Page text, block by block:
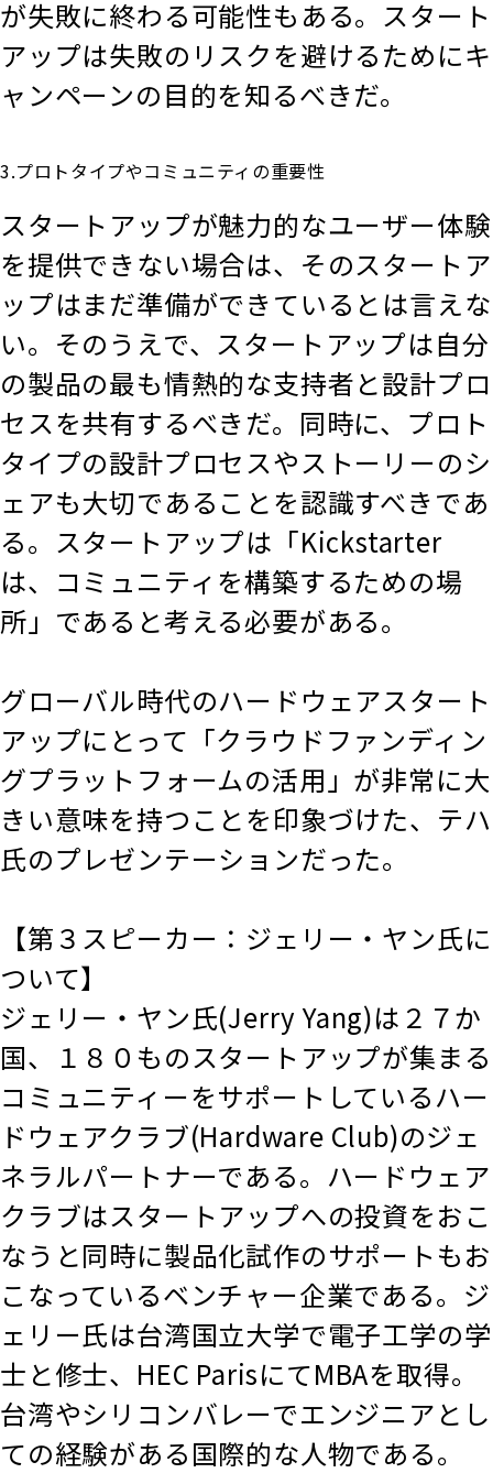
が失敗に終わる可能性もある。スタート
アップは失敗のリスクを避けるためにキ
ャンペーンの目的を知るべきだ。
3.プロトタイプやコミュニティの重要性
スタートアップが魅力的なユーザー体験
を提供できない場合は、そのスタートア
ップはまだ準備ができているとは言えな
い。そのうえで、スタートアップは自分
の製品の最も情熱的な支持者と設計プロ
セスを共有するべきだ。同時に、プロト
タイプの設計プロセスやストーリーのシ
ェアも大切であることを認識すべきであ
る。スタートアップは「Kickstarter
は、コミュニティを構築するための場
所」であると考える必要がある。
グローバル時代のハードウェアスタート
アップにとって「クラウドファンディン
グプラットフォームの活用」が非常に大
きい意味を持つことを印象づけた、テハ
氏のプレゼンテーションだった。
【第３スピーカー：ジェリー・ヤン氏に
ついて】
ジェリー・ヤン氏(Jerry Yang)は２７か
国、１８０ものスタートアップが集まる
コミュニティーをサポートしているハー
ドウェアクラブ(Hardware Club)のジェ
ネラルパートナーである。ハードウェア
クラブはスタートアップへの投資をおこ
なうと同時に製品化試作のサポートもお
こなっているベンチャー企業である。ジ
ェリー氏は台湾国立大学で電子工学の学
士と修士、HEC ParisにてMBAを取得。
台湾やシリコンバレーでエンジニアとし
ての経験がある国際的な人物である。